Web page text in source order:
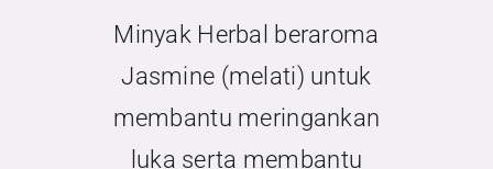
Minyak Herbal beraroma
Jasmine (melati) untuk
membantu meringankan
luka serta membantu